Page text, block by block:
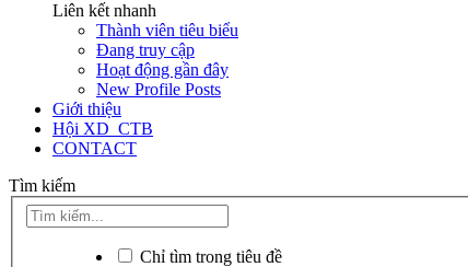
Liên kết nhanh
Thành viên tiêu biểu
Đang truy cập
Hoạt động gần đây
New Profile Posts
Giới thiệu
Hội XD_CTB
CONTACT
Tìm kiếm
Chỉ tìm trong tiêu đề